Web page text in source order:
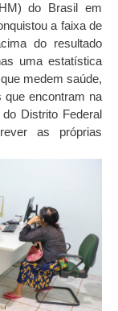
do Brasil em
a faixa de
do resultado
uma estatística
medem saúde,
que encontram na
Distrito Federal
as próprias